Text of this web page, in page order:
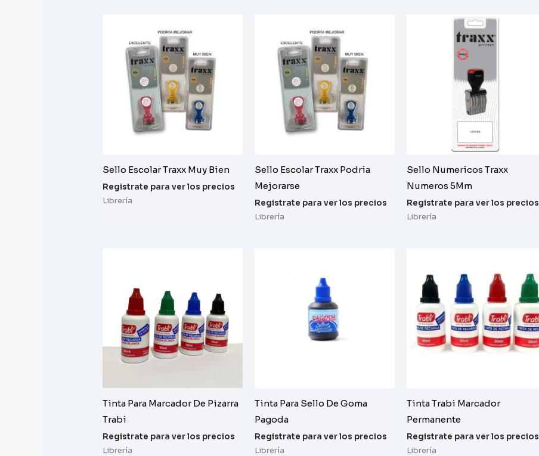
Sello Escolar Traxx Muy Bien
Registrate para ver los precios
Librería
Sello Escolar Traxx Podria
Mejorarse
Registrate para ver los precios
Librería
Sello Numericos Traxx
Numeros 5Mm
Registrate para ver los precios
Librería
Tinta Para Marcador De Pizarra
Trabi
Registrate para ver los precios
Librería
Tinta Para Sello De Goma
Pagoda
Registrate para ver los precios
Librería
Tinta Trabi Marcador
Permanente
Registrate para ver los precios
Librería